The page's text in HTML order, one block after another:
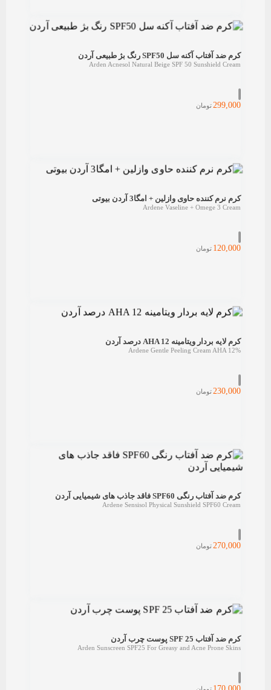
کرم ضد آفتاب آکنه سل SPF50 رنگ بژ طبیعی آردن
Arden Acnesol Natural Beige SPF 50 Sunshield Cream
299,000تومان
کرم نرم کننده حاوی وازلین + امگا3 آردن بیوتی
Ardene Vaseline + Omege 3 Cream
120,000 تومان
کرم لایه بردار ویتامینه AHA 12 درصد آردن
Ardene Gentle Peeling Cream AHA 12%
230,000تومان
کرم ضد آفتاب رنگی SPF60 فاقد جاذب های شیمیایی آردن
Ardene Sensisol Physical Sunshield SPF60 Cream
270,000تومان
کرم ضد آفتاب SPF 25 پوست چرب آردن
Arden Sunscreen SPF25 For Greasy and Acne Prone Skins